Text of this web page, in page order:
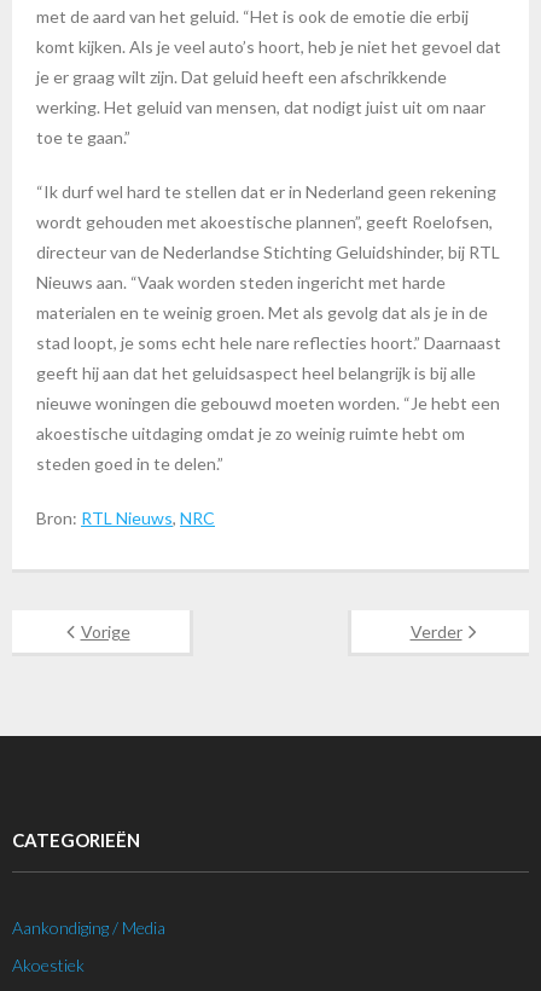
met de aard van het geluid. “Het is ook de emotie die erbij
komt kijken. Als je veel auto’s hoort, heb je niet het gevoel dat
je er graag wilt zijn. Dat geluid heeft een afschrikkende
werking. Het geluid van mensen, dat nodigt juist uit om naar
toe te gaan.”
“Ik durf wel hard te stellen dat er in Nederland geen rekening
wordt gehouden met akoestische plannen”, geeft Roelofsen,
directeur van de Nederlandse Stichting Geluidshinder, bij RTL
Nieuws aan. “Vaak worden steden ingericht met harde
materialen en te weinig groen. Met als gevolg dat als je in de
stad loopt, je soms echt hele nare reflecties hoort.” Daarnaast
geeft hij aan dat het geluidsaspect heel belangrijk is bij alle
nieuwe woningen die gebouwd moeten worden. “Je hebt een
akoestische uitdaging omdat je zo weinig ruimte hebt om
steden goed in te delen.”
Bron: RTL Nieuws, NRC
Vorige Verder
CATEGORIEËN
Aankondiging / Media
Akoestiek